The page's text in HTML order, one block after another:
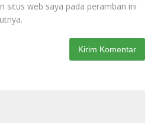
situs web saya pada peramban ini